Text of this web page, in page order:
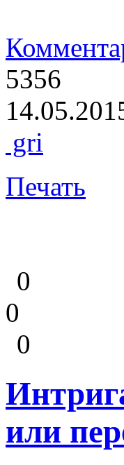
5356
gri
Печать
0
0
0
или